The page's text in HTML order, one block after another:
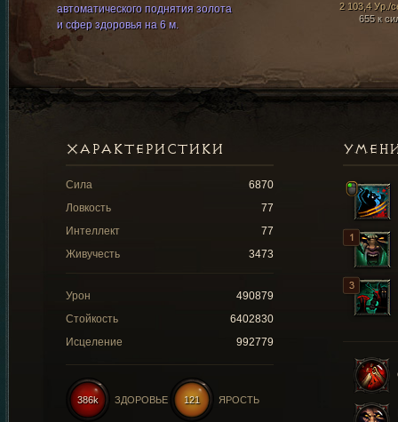
2 103,4 Ур./
655 к
автоматического поднятия золота
и сфер здоровья на 6 м.
ХАРАКТЕРИСТИКИ
Сила
6870
Ловкость
77
Интеллект
77
Живучесть
3473
Урон
490879
Стойкость
6402830
Исцеление
992779
121 ЯРОСТЬ
386k ЗДОРОВЬЕ